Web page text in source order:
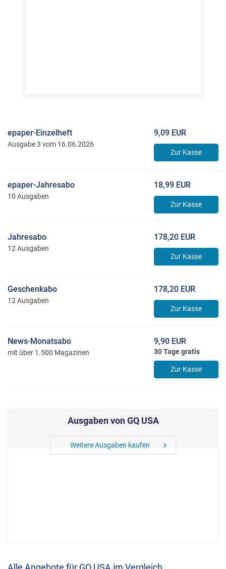
epaper-Einzelheft
Ausgabe 3 vom 16.06.2026
9,09 EUR
Zur Kasse
epaper-Jahresabo
10 Ausgaben
18,99 EUR
Zur Kasse
Jahresabo
12 Ausgaben
178,20 EUR
Zur Kasse
Geschenkabo
12 Ausgaben
178,20 EUR
Zur Kasse
News-Monatsabo
mit über 1.500 Magazinen
9,90 EUR
30 Tage gratis
Zur Kasse
Ausgaben von GQ USA
Weitere Ausgaben kaufen chevron_right